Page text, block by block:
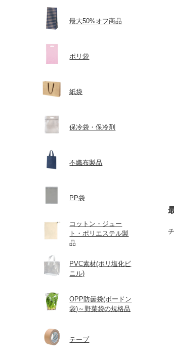
最大50%オフ商品
ポリ袋
紙袋
保冷袋・保冷剤
不織布製品
PP袋
コットン・ジュー
ト・ポリエステル製
品
PVC素材(ポリ塩化ビ
ニル)
OPP防曇袋(ボードン
袋)～野菜袋の規格品
テープ